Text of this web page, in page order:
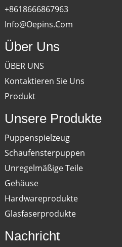
+8618666867963
Info@oepins.com
Über Uns
ÜBER UNS
Kontaktieren Sie Uns
Produkt
Unsere Produkte
Puppenspielzeug
Schaufensterpuppen
Unregelmäßige Teile
Gehäuse
Hardwareprodukte
Glasfaserprodukte
Nachricht